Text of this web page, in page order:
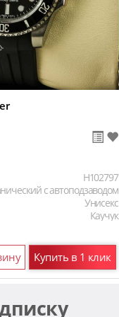
H102797
с автоподзаводом
Унисекс
Каучук
Купить в 1 клик